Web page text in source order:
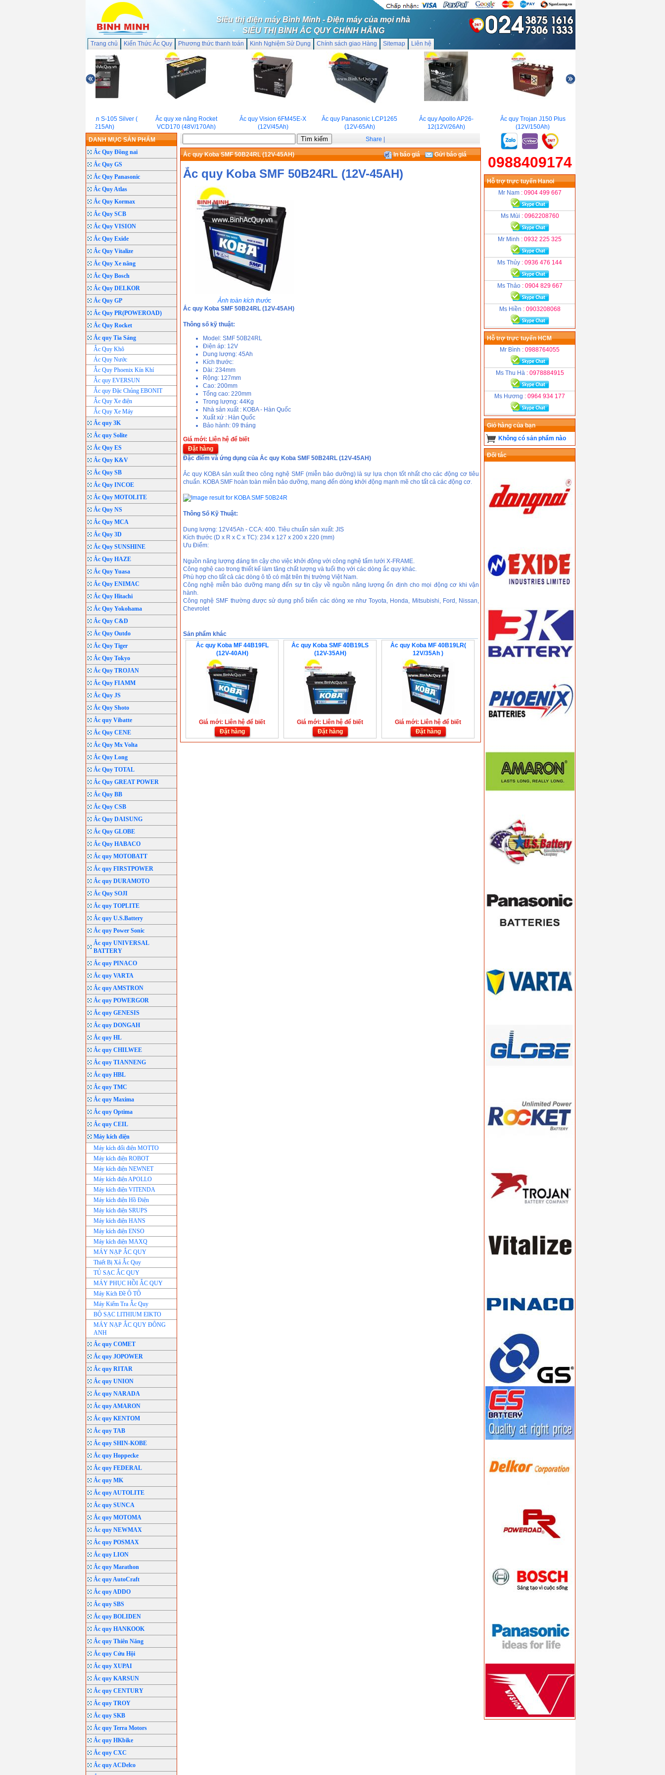
Siêu thị điện máy Bình Minh - Điện máy của mọi nhà
SIÊU THỊ BÌNH ẮC QUY CHÍNH HÃNG
Trang chủ Kiến Thức Ắc Quy Phương thức thanh toán Kinh Nghiệm Sử Dụng Chính sách giao Hàng Sitemap Liên hệ
Ắc quy Trojan S-105 Silver (
6V-215Ah)
Ắc quy xe nâng Rocket
VCD170 (48V/170Ah)
Ắc quy Vision 6FM45E-X
(12V/45Ah)
Ắc quy Panasonic LCP1265
(12V-65Ah)
Ắc quy Apollo AP26-
12(12V/26Ah)
Ắc quy Trojan J150 Plus
(12V/150Ah)
DANH MỤC SẢN PHẨM
Ắc Quy Đồng nai
Ắc Quy GS
Ắc Quy Panasonic
Ắc Quy Atlas
Ắc Quy Kormax
Ắc Quy SCB
Ắc Quy VISION
Ắc Quy Exide
Ắc Quy Vitalize
Ắc Quy Xe nâng
Ắc Quy Bosch
Ắc Quy DELKOR
Ắc Quy GP
Ắc Quy PR(POWEROAD)
Ắc Quy Rocket
Ắc quy Tia Sáng
Ắc Quy Khô
Ác Quy Nước
Ắc Quy Phoenix Kín Khí
Ắc quy EVERSUN
Ắc quy Đặc Chủng EBONIT
Ắc Quy Xe điện
Ắc Quy Xe Máy
Ắc quy 3K
Ắc quy Solite
Ắc Quy ES
Ắc Quy K&V
Ắc Quy SB
Ắc Quy INCOE
Ắc Quy MOTOLITE
Ắc Quy NS
Ắc Quy MCA
Ắc Quy 3D
Ắc Quy SUNSHINE
Ắc Quy HAZE
Ắc Quy Yuasa
Ắc Quy ENIMAC
Ắc Quy Hitachi
Ắc Quy Yokohama
Ắc Quy C&D
Ắc Quy Outdo
Ắc Quy Tiger
Ắc Quy Tokyo
Ắc Quy TROJAN
Ắc Quy FIAMM
Ắc Quy JS
Ắc Quy Shoto
Ắc quy Vibatte
Ắc Quy CENE
Ắc Quy Mx Volta
Ắc Quy Long
Ắc Quy TOTAL
Ắc Quy GREAT POWER
Ắc Quy BB
Ắc Quy CSB
Ắc Quy DAISUNG
Ắc Quy GLOBE
Ắc Quy HABACO
Ắc quy MOTOBATT
Ắc quy FIRSTPOWER
Ắc quy DURAMOTO
Ắc Quy SOJI
Ắc quy TOPLITE
Ắc quy U.S.Battery
Ắc quy Power Sonic
Ắc quy UNIVERSAL
BATTERY
Ắc quy PINACO
Ắc quy VARTA
Ắc quy AMSTRON
Ắc quy POWERGOR
Ắc quy GENESIS
Ắc quy DONGAH
Ắc quy HL
Ắc quy CHILWEE
Ắc quy TIANNENG
Ắc quy HBL
Ắc quy TMC
Ắc quy Maxima
Ắc quy Optima
Ắc quy CEIL
Máy kích điện
Máy kích đổi điện MOTTO
Máy kích điện ROBOT
Máy kích điện NEWNET
Máy kích điện APOLLO
Máy kích điện VITENDA
Máy kích điện Hồ Điện
Máy kích điện SRUPS
Máy kích điện HANS
Máy kích điện ENSO
Máy kích điện MAXQ
MÁY NẠP ẮC QUY
Thiết Bị Xả Ắc Quy
TỦ SẠC ẮC QUY
MÁY PHỤC HỒI ẮC QUY
Máy Kích Đề Ô TÔ
Máy Kiểm Tra Ắc Quy
BỘ SẠC LITHIUM EIKTO
MÁY NẠP ẮC QUY ĐÔNG
ANH
Ắc quy COMET
Ắc quy JOPOWER
Ắc quy RITAR
Ắc quy UNION
Ắc quy NARADA
Ắc quy AMARON
Ắc quy KENTOM
Ắc quy TAB
Ắc quy SHIN-KOBE
Ắc quy Hoppecke
Ắc quy FEDERAL
Ắc quy MK
Ắc quy AUTOLITE
Ắc quy SUNCA
Ắc quy MOTOMA
Ắc quy NEWMAX
Ắc quy POSMAX
Ắc quy LION
Ắc quy Marathon
Ắc quy AutoCraft
Ắc quy ADDO
Ắc quy SBS
Ắc quy BOLIDEN
Ắc quy HANKOOK
Ắc quy Thiên Năng
Ắc quy Cửu Hội
Ắc quy XUPAI
Ắc quy KARSUN
Ắc quy CENTURY
Ắc quy TROY
Ắc quy SKB
Ắc quy Terra Motors
Ắc quy HKbike
Ắc quy CXC
Ắc quy ACDelco
Share
Ắc quy Koba SMF 50B24RL (12V-45AH) In báo giá Gửi báo giá
Ắc quy Koba SMF 50B24RL (12V-45AH)
Ảnh toàn kích thước
Ắc quy Koba SMF 50B24RL (12V-45AH)
Thông số kỹ thuật:
Model: SMF 50B24RL
Điện áp: 12V
Dung lượng: 45Ah
Kích thước:
Dài: 234mm
Rộng: 127mm
Cao: 200mm
Tổng cao: 220mm
Trong lượng: 44Kg
Nhà sản xuất : KOBA - Hàn Quốc
Xuất xứ : Hàn Quốc
Bảo hành: 09 tháng
Giá mới: Liên hệ để biết
Đặt hàng
Đặc điểm và ứng dụng của Ắc quy Koba SMF 50B24RL (12V-45AH)
Ắc quy KOBA sản xuất theo công nghệ SMF (miễn bảo dưỡng) là sự lựa chọn tốt nhất cho các động cơ tiêu
chuẩn. KOBA SMF hoàn toàn miễn bảo dưỡng, mang đến dòng khởi động mạnh mẽ cho tất cả các động cơ.
Thông Số Kỹ Thuật:
Dung lượng: 12V45Ah - CCA: 400. Tiêu chuẩn sản xuất: JIS
Kích thước (D x R x C x TC): 234 x 127 x 200 x 220 (mm)
Ưu Điểm:
Nguồn năng lượng đáng tin cậy cho việc khởi động với công nghệ tấm lưới X-FRAME.
Công nghệ cao trong thiết kế làm tăng chất lượng và tuổi thọ với các dòng ắc quy khác.
Phù hợp cho tất cả các dòng ô tô có mặt trên thị trường Việt Nam.
Công nghệ miễn bảo dưỡng mang đến sự tin cậy về nguồn năng lượng ổn định cho mọi động cơ khi vận
hành.
Công nghệ SMF thường được sử dụng phổ biến các dòng xe như Toyota, Honda, Mitsubishi, Ford, Nissan,
Chevrolet
Sản phẩm khác
Ắc quy Koba MF 44B19FL
(12V-40AH)
Giá mới: Liên hệ để biết
Đặt hàng
Ắc quy Koba SMF 40B19LS
(12V-35AH)
Giá mới: Liên hệ để biết
Đặt hàng
Ắc quy Koba MF 40B19LR(
12V/35Ah )
Giá mới: Liên hệ để biết
Đặt hàng
0988409174
Hỗ trợ trực tuyến Hanoi
Mr Nam : 0904 499 667
Ms Mùi : 0962208760
Mr Minh : 0932 225 325
Ms Thủy : 0936 476 144
Ms Thảo : 0904 829 667
Ms Hiền : 0903208068
Hỗ trợ trực tuyến HCM
Mr Bình : 0988764055
Ms Thu Hà : 0978884915
Ms Hương : 0964 934 177
Giỏ hàng của bạn
Không có sản phẩm nào
Đối tác